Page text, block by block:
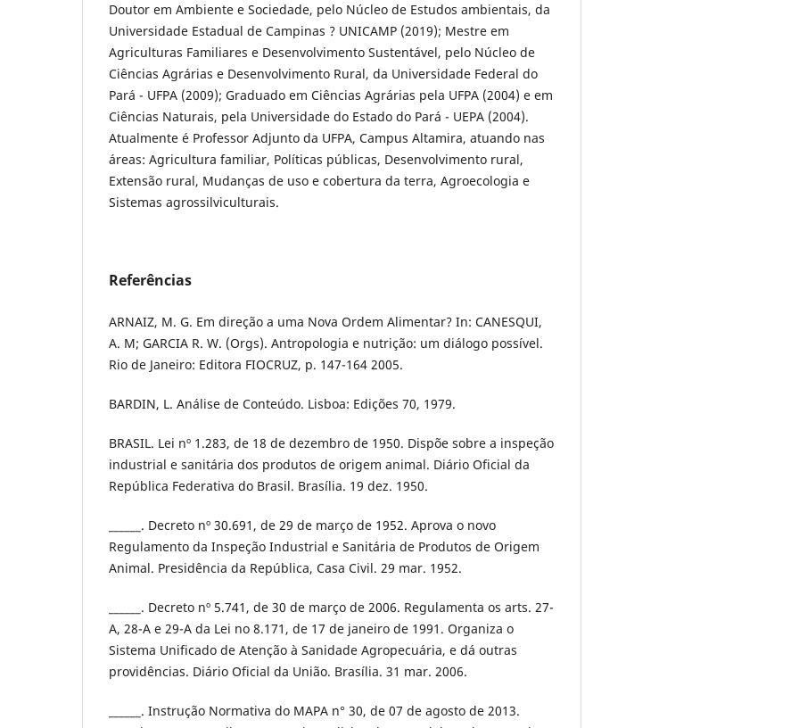
Doutor em Ambiente e Sociedade, pelo Núcleo de Estudos ambientais, da
Universidade Estadual de Campinas ? UNICAMP (2019); Mestre em
Agriculturas Familiares e Desenvolvimento Sustentável, pelo Núcleo de
Ciências Agrárias e Desenvolvimento Rural, da Universidade Federal do
Pará - UFPA (2009); Graduado em Ciências Agrárias pela UFPA (2004) e em
Ciências Naturais, pela Universidade do Estado do Pará - UEPA (2004).
Atualmente é Professor Adjunto da UFPA, Campus Altamira, atuando nas
áreas: Agricultura familiar, Políticas públicas, Desenvolvimento rural,
Extensão rural, Mudanças de uso e cobertura da terra, Agroecologia e
Sistemas agrossilviculturais.
Referências
ARNAIZ, M. G. Em direção a uma Nova Ordem Alimentar? In: CANESQUI,
A. M; GARCIA R. W. (Orgs). Antropologia e nutrição: um diálogo possível.
Rio de Janeiro: Editora FIOCRUZ, p. 147-164 2005.
BARDIN, L. Análise de Conteúdo. Lisboa: Edições 70, 1979.
BRASIL. Lei nº 1.283, de 18 de dezembro de 1950. Dispõe sobre a inspeção
industrial e sanitária dos produtos de origem animal. Diário Oficial da
República Federativa do Brasil. Brasília. 19 dez. 1950.
______. Decreto nº 30.691, de 29 de março de 1952. Aprova o novo
Regulamento da Inspeção Industrial e Sanitária de Produtos de Origem
Animal. Presidência da República, Casa Civil. 29 mar. 1952.
______. Decreto nº 5.741, de 30 de março de 2006. Regulamenta os arts. 27-
A, 28-A e 29-A da Lei no 8.171, de 17 de janeiro de 1991. Organiza o
Sistema Unificado de Atenção à Sanidade Agropecuária, e dá outras
providências. Diário Oficial da União. Brasília. 31 mar. 2006.
______. Instrução Normativa do MAPA n° 30, de 07 de agosto de 2013.